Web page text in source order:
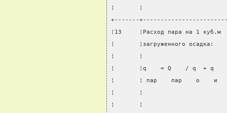
¦       ¦
+-------
¦13     ¦Расход пара на 1
¦       ¦загруженного
¦       ¦
¦       ¦q    = Q    / q  + q
¦       ¦ пар    пар    o
¦       ¦
¦       ¦